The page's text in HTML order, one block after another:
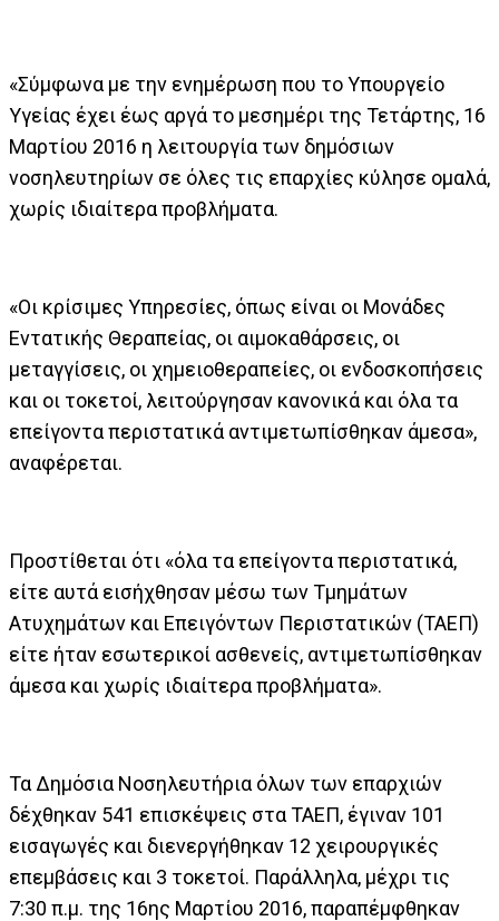
«Σύμφωνα με την ενημέρωση που το Υπουργείο
Υγείας έχει έως αργά το μεσημέρι της Τετάρτης, 16
Μαρτίου 2016 η λειτουργία των δημόσιων
νοσηλευτηρίων σε όλες τις επαρχίες κύλησε ομαλά,
χωρίς ιδιαίτερα προβλήματα.
«Οι κρίσιμες Υπηρεσίες, όπως είναι οι Μονάδες
Εντατικής Θεραπείας, οι αιμοκαθάρσεις, οι
μεταγγίσεις, οι χημειοθεραπείες, οι ενδοσκοπήσεις
και οι τοκετοί, λειτούργησαν κανονικά και όλα τα
επείγοντα περιστατικά αντιμετωπίσθηκαν άμεσα»,
αναφέρεται.
Προστίθεται ότι «όλα τα επείγοντα περιστατικά,
είτε αυτά εισήχθησαν μέσω των Τμημάτων
Ατυχημάτων και Επειγόντων Περιστατικών (ΤΑΕΠ)
είτε ήταν εσωτερικοί ασθενείς, αντιμετωπίσθηκαν
άμεσα και χωρίς ιδιαίτερα προβλήματα».
Τα Δημόσια Νοσηλευτήρια όλων των επαρχιών
δέχθηκαν 541 επισκέψεις στα ΤΑΕΠ, έγιναν 101
εισαγωγές και διενεργήθηκαν 12 χειρουργικές
επεμβάσεις και 3 τοκετοί. Παράλληλα, μέχρι τις
7:30 π.μ. της 16ης Μαρτίου 2016, παραπέμφθηκαν